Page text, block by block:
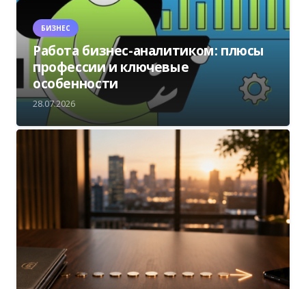
БИЗНЕС
Работа бизнес-аналитиком: плюсы
профессии и ключевые
особенности
28.07.2026